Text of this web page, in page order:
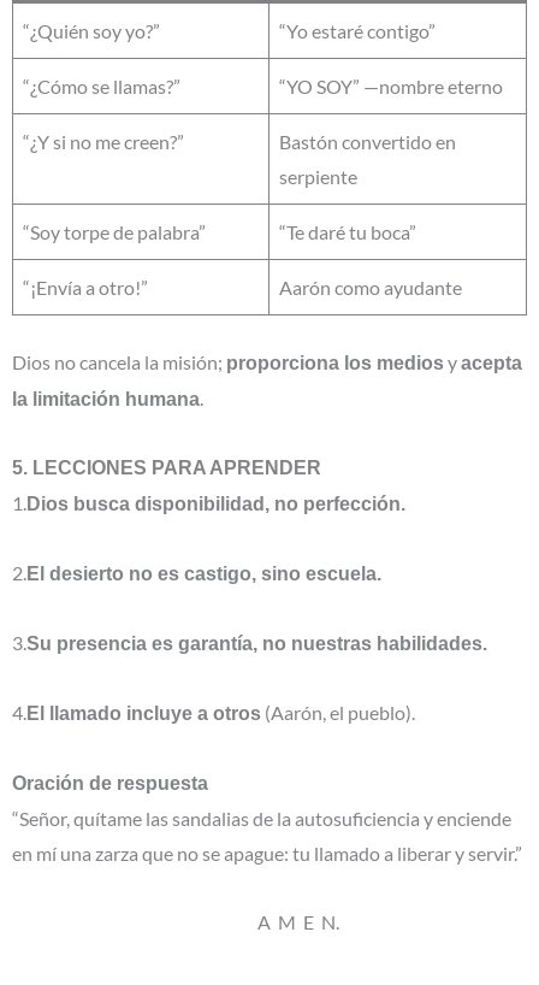
“¿Quién soy yo?” “Yo estaré contigo”
“¿Cómo se llamas?” “YO SOY” —nombre eterno
“¿Y si no me creen?”
Bastón convertido en
serpiente
“Soy torpe de palabra” “Te daré tu boca”
“¡Envía a otro!” Aarón como ayudante
Dios no cancela la misión; proporciona los mediosyacepta
la limitación humana.
5. LECCIONES PARA APRENDER
1.Dios busca disponibilidad, no perfección.
2.El desierto no es castigo, sino escuela.
3.Su presencia es garantía, no nuestras habilidades.
4.El llamado incluye a otros (Aarón, el pueblo).
Oración de respuesta
“Señor, quítame las sandalias de la autosuficiencia y enciende
en mí una zarza que no se apague: tu llamado a liberar y servir.”
A M E N.